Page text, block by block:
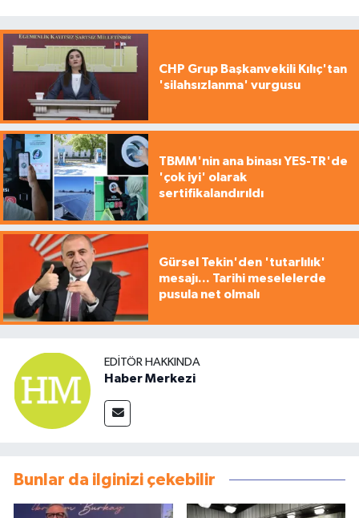
CHP Grup Başkanvekili Kılıç'tan
'silahsızlanma' vurgusu
TBMM'nin ana binası YES-TR'de
'çok iyi' olarak
sertifikalandırıldı
Gürsel Tekin'den 'tutarlılık'
mesajı... Tarihi meselelerde
pusula net olmalı
EDITÖR HAKKINDA
Haber Merkezi
Bunlar da ilginizi çekebilir